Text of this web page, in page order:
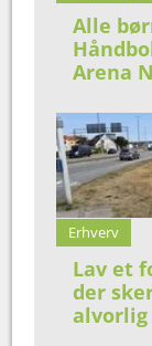
Alle
Arena
Erhverv
Lav et
der